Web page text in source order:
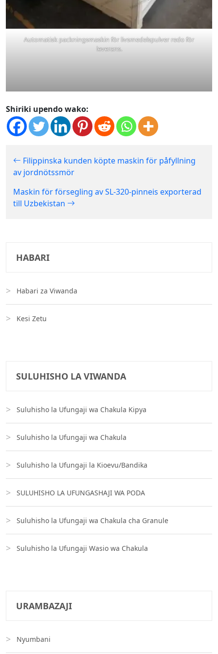
Automatisk packningsmaskin för livsmedelspulver redo för
leverans.
Shiriki upendo wako:
Filippinska kunden köpte maskin för påfyllning
av jordnötssmör
Maskin för försegling av SL-320-pinneis exporterad
till Uzbekistan
HABARI
Habari za Viwanda
Kesi Zetu
SULUHISHO LA VIWANDA
Suluhisho la Ufungaji wa Chakula Kipya
Suluhisho la Ufungaji wa Chakula
Suluhisho la Ufungaji la Kioevu/Bandika
SULUHISHO LA UFUNGASHAJI WA PODA
Suluhisho la Ufungaji wa Chakula cha Granule
Suluhisho la Ufungaji Wasio wa Chakula
URAMBAZAJI
Nyumbani